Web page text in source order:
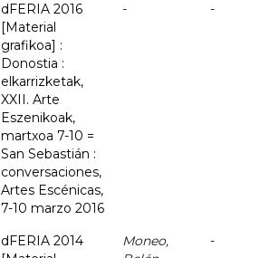
dFERIA 2016
[Material
grafikoa] :
Donostia :
elkarrizketak,
XXII. Arte
Eszenikoak,
martxoa 7-10 =
San Sebastián :
conversaciones,
Artes Escénicas,
7-10 marzo 2016
- -
dFERIA 2014
Moneo,
-